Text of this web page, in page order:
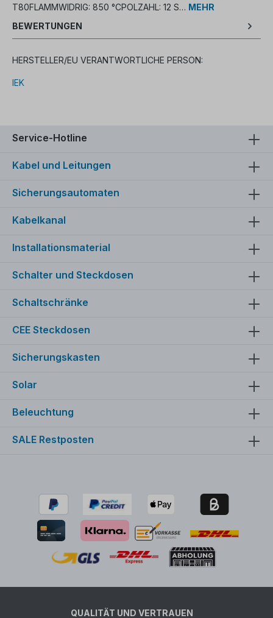
80FLAMMWIDRIG: 850 °CPOLZAHL: 12 S… MEHR
BEWERTUNGEN
HERSTELLER/EU VERANTWORTLICHE PERSON:
IEK
Service-Hotline
Kabel und Leitungen
Sicherungsautomaten
Kabelkanal
Installationsmaterial
Schalter und Steckdosen
Schaltschränke
CEE Steckdosen
Sicherungskasten
Solar
Beleuchtung
SALE Restposten
QUALITÄT UND VERTRAUEN